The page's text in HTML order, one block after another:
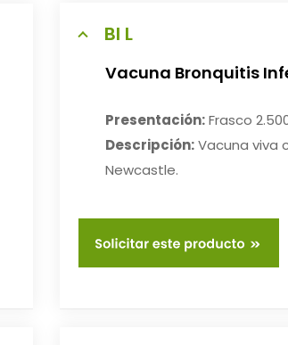
BI L
Vacuna Bronquitis
Presentación:Frasco
Descripción:Vacuna viva
Newcastle.